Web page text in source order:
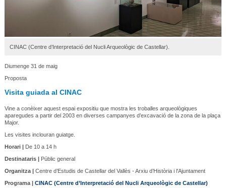
CINAC (Centre d’Interpretació del Nucli Arqueològic de Castellar).
Diumenge 31 de maig
Proposta
Visita guiada al CINAC
Vine a conèixer aquest espai expositiu que mostra les troballes arqueològiques
aparegudes a partir del 2003 en diverses campanyes d’excavació de la zona de la plaça
Major.
Les visites inclouran guiatge.
Horari |De 10 a 14 h
Destinataris |Públic general
Organitza |Centre d’Estudis de Castellar del Vallès - Arxiu d’Història i l'Ajuntament
Programa | CINAC (Centre d’Interpretació del Nucli Arqueològic de Castellar)